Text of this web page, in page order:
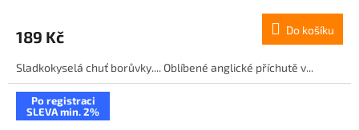
189 Kč Do košíku
Sladkokyselá chuť borůvky.... Oblíbené anglické příchutě v...
Po registraci
SLEVA min. 2%